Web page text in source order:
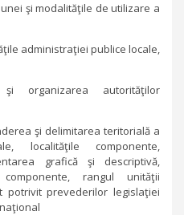
şi modalităţile de utilizare a
administraţiei publice locale,
organizarea autorităţilor
şi delimitarea teritorială a
localităţile componente,
grafică şi descriptivă,
rangul unităţii
potrivit prevederilor legislaţiei